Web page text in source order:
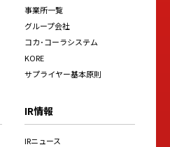
事業所一覧
グループ会社
コカ･コーラシステム
KORE
サプライヤー基本原則
IR情報
IRニュース